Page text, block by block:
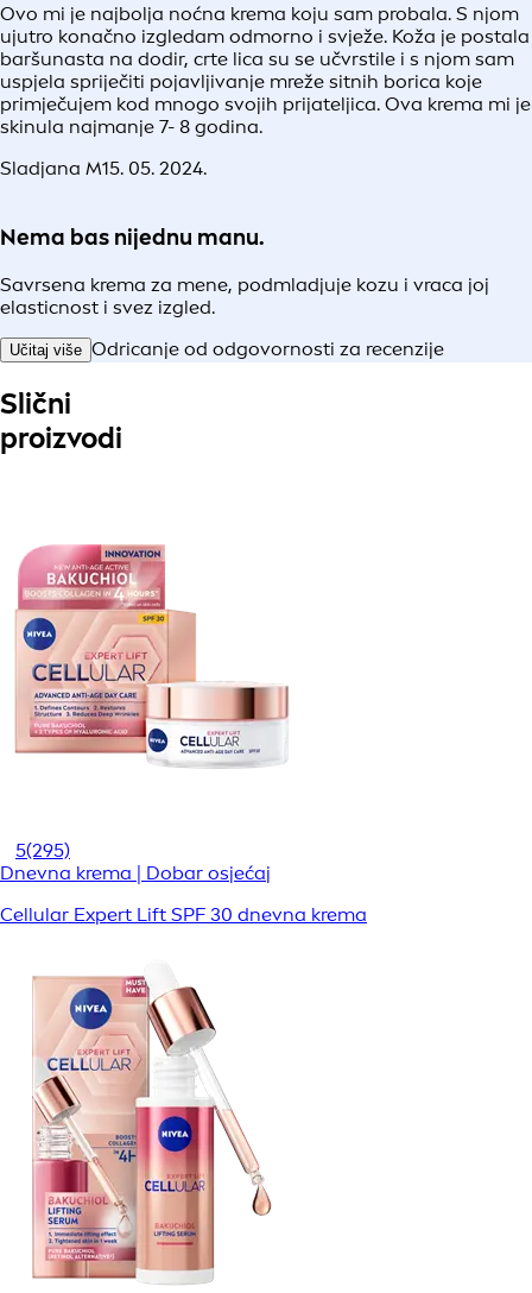
Ovo mi je najbolja noćna krema koju sam probala. S njom
ujutro konačno izgledam odmorno i svježe. Koža je postala
baršunasta na dodir, crte lica su se učvrstile i s njom sam
uspjela spriječiti pojavljivanje mreže sitnih borica koje
primječujem kod mnogo svojih prijateljica. Ova krema mi je
skinula najmanje 7- 8 godina.
Sladjana M15. 05. 2024.
Nema bas nijednu manu.
Savrsena krema za mene, podmladjuje kozu i vraca joj
elasticnost i svez izgled.
Učitaj više Odricanje od odgovornosti za recenzije
Slični
proizvodi
5(295)
Dnevna krema | Dobar osjećaj
Cellular Expert Lift SPF 30 dnevna krema